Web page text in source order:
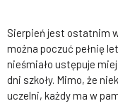
Sierpień jest ostatnim
można poczuć pełnię
nieśmiało ustępuje
dni szkoły. Mimo, że
uczelni, każdy ma w